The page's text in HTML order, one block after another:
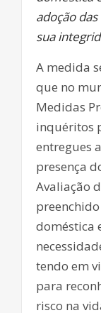
adoção
sua
A medida
que no
Medidas
inquéritos
entregues
presença
Avaliação
doméstica
tendo em
para
risco na